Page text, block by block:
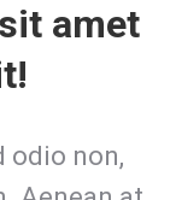
amet
odio non,